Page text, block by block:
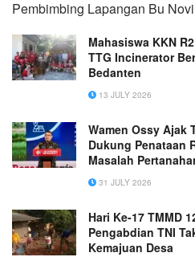
Pembimbing Lapangan Bu
Mahasiswa KKN
TTG Incinerator
Bedanten
13 JULY 2026
Wamen Ossy Ajak
Dukung Penataan
Masalah
31 JULY 2026
Hari Ke-17 TMMD
Pengabdian TNI
Kemajuan Desa